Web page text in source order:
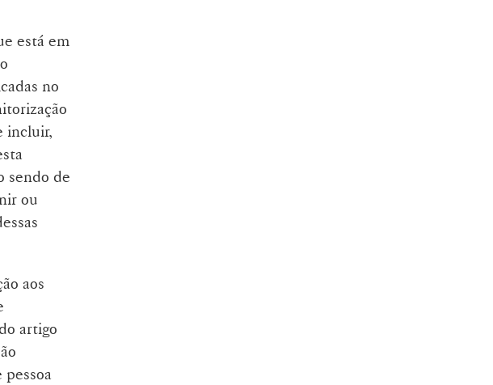
está em
no
incluir,
sendo de
ou
aos
artigo